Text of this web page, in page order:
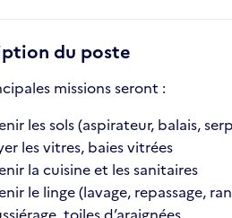
du poste
missions seront :
les sols (aspirateur, balais,
les vitres, baies vitrées
la cuisine et les sanitaires
le linge (lavage, repassage,